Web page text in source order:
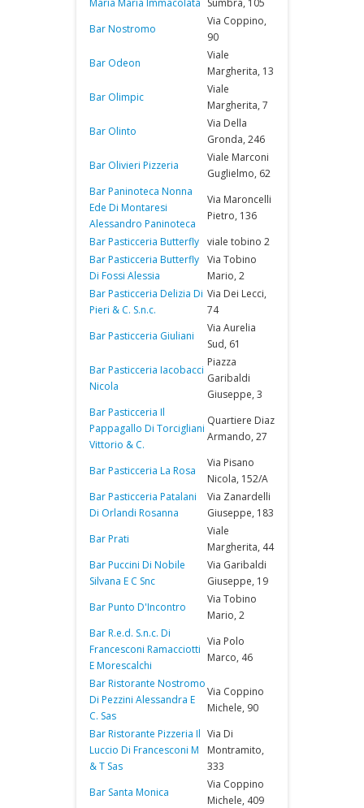
Maria Maria Immacolata Sumbra, 105
Bar Nostromo
Via Coppino,
90
Bar Odeon
Viale
Margherita, 13
Bar Olimpic
Viale
Margherita, 7
Bar Olinto
Via Della
Gronda, 246
Bar Olivieri Pizzeria
Viale Marconi
Guglielmo, 62
Bar Paninoteca Nonna
Ede Di Montaresi
Alessandro Paninoteca
Via Maroncelli
Pietro, 136
Bar Pasticceria Butterfly viale tobino 2
Bar Pasticceria Butterfly
Di Fossi Alessia
Via Tobino
Mario, 2
Bar Pasticceria Delizia Di
Pieri & C. S.n.c.
Via Dei Lecci,
74
Bar Pasticceria Giuliani
Via Aurelia
Sud, 61
Bar Pasticceria Iacobacci
Nicola
Piazza
Garibaldi
Giuseppe, 3
Bar Pasticceria Il
Pappagallo Di Torcigliani
Vittorio & C.
Quartiere Diaz
Armando, 27
Bar Pasticceria La Rosa
Via Pisano
Nicola, 152/A
Bar Pasticceria Patalani
Di Orlandi Rosanna
Via Zanardelli
Giuseppe, 183
Bar Prati
Viale
Margherita, 44
Bar Puccini Di Nobile
Silvana E C Snc
Via Garibaldi
Giuseppe, 19
Bar Punto D'Incontro
Via Tobino
Mario, 2
Bar R.e.d. S.n.c. Di
Francesconi Ramacciotti
E Morescalchi
Via Polo
Marco, 46
Bar Ristorante Nostromo
Di Pezzini Alessandra E
C. Sas
Via Coppino
Michele, 90
Bar Ristorante Pizzeria Il
Luccio Di Francesconi M
& T Sas
Via Di
Montramito,
333
Bar Santa Monica
Via Coppino
Michele, 409